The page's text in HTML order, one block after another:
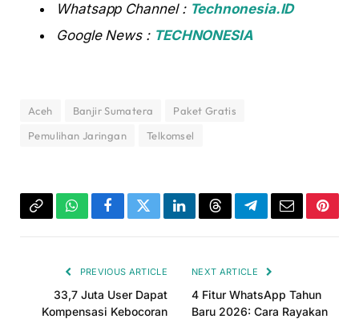
Whatsapp Channel : Technonesia.ID
Google News : TECHNONESIA
Aceh Banjir Sumatera
Paket Gratis
Pemulihan Jaringan
Telkomsel
Copy WhatsAppFacebookTwitterLinkedInThreadsTelegramEmail
PREVIOUS ARTICLE
33,7 Juta User Dapat
Kompensasi Kebocoran
NEXT ARTICLE
4 Fitur WhatsApp Tahun
Baru 2026: Cara Rayakan